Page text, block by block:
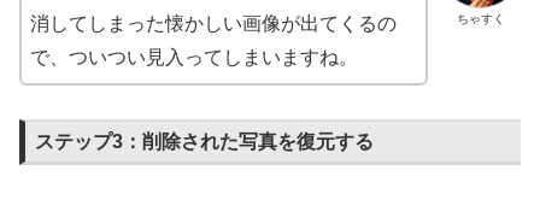
ちゃすく
消してしまった懐かしい画像が出てくるの
で、ついつい見入ってしまいますね。
ステップ3：削除された写真を復元する